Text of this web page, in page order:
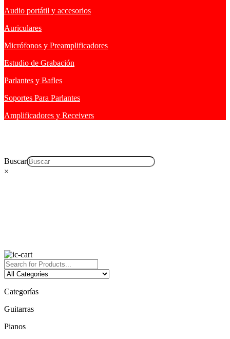
Audio portátil y accesorios
Auriculares
Micrófonos y Preamplificadores
Estudio de Grabación
Parlantes y Bafles
Soportes Para Parlantes
Amplificadores y Receivers
Buscar
×
Categorías
Guitarras
Pianos